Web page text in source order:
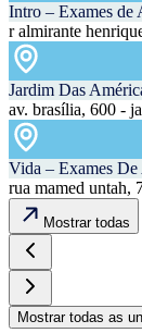
Intro – Exames de
r almirante
Jardim Das
av. brasília, 600 -
Vida – Exames
rua mamed untah,
Mostrar todas
Mostrar todas as